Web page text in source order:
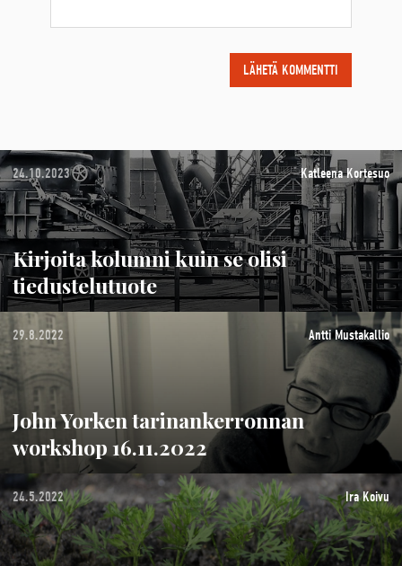
24.10.2023 Katleena Kortesuo
Kirjoita kolumni kuin se olisi
tiedustelutuote
29.8.2022 Antti Mustakallio
John Yorken tarinankerronnan
workshop 16.11.2022
24.5.2022 Ira Koivu